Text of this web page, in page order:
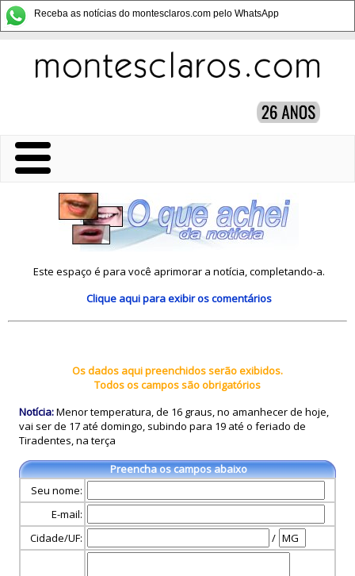
Receba as notícias do montesclaros.com pelo WhatsApp
Este espaço é para você aprimorar a notícia, completando-a.
Clique aquipara exibir os comentários
Os dados aqui preenchidos serão exibidos.
Todos os campos são obrigatórios
Notícia:Menor temperatura, de 16 graus, no amanhecer de hoje,
vai ser de 17 até domingo, subindo para 19 até o feriado de
Tiradentes, na terça
Preencha os campos abaixo
Seu nome:
E-mail:
Cidade/UF:
/